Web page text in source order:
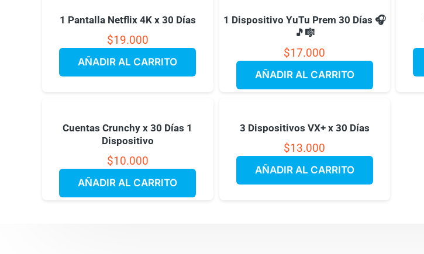
1 Pantalla Netflix 4K x 30 Días
$19.000
AÑADIR AL CARRITO
1 Dispositivo YuTu Prem 30 Días 🎧
🎵🎼
$17.000
AÑADIR AL CARRITO
Cuentas Crunchy x 30 Días 1
Dispositivo
$10.000
AÑADIR AL CARRITO
3 Dispositivos VX+ x 30 Días
$13.000
AÑADIR AL CARRITO